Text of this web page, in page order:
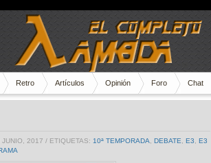
Retro Artículos Opinión Foro Chat
JUNIO, 2017 / ETIQUETAS: 10ª TEMPORADA DEBATE E3
E3